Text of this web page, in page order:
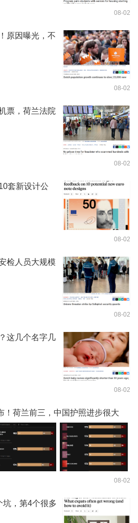
08-02
原因曝光，不
08-02
票，荷兰法院
08-02
套新设计公
08-02
检人员大规模
08-02
这几个名字几
08-02
！荷兰前三，中国护照进步很大
08-02
坑，第4个很多